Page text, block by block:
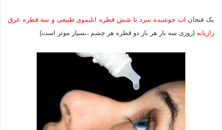
یک فنجان اب جوشیده سرد با شش قطره ابلیموی طبیعی و سه قطره عرق
رازیانه (روزی سه بار هر بار دو قطره هر چشم ،بسیار موثر است)